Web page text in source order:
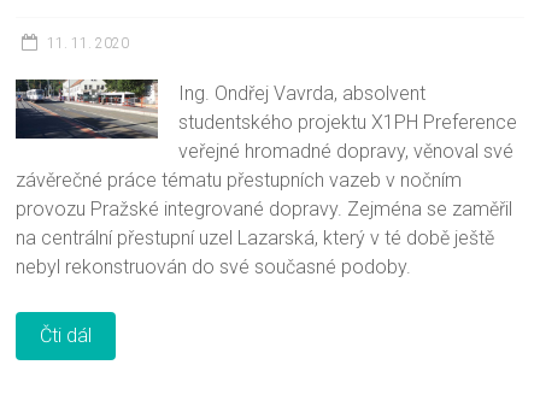
11. 11. 2020
Ing. Ondřej Vavrda, absolvent
studentského projektu X1PH Preference
veřejné hromadné dopravy, věnoval své
závěrečné práce tématu přestupních vazeb v nočním
provozu Pražské integrované dopravy. Zejména se zaměřil
na centrální přestupní uzel Lazarská, který v té době ještě
nebyl rekonstruován do své současné podoby.
Čti dál